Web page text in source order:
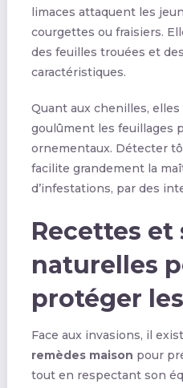
limaces attaquent les
courgettes ou fraisiers.
des feuilles trouées et
caractéristiques.
Quant aux chenilles,
goulûment les feuillages
ornementaux. Détecter
facilite grandement la
d’infestations, par des
Recettes
naturelles
protéger
Face aux invasions, il
remèdes maison pour
tout en respectant son